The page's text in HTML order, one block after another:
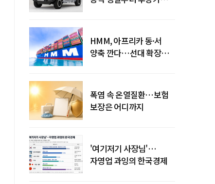
HMM, 아프리카 동·서
양축 깐다…선대 확장
폭염 속 온열질환…보험
보장은 어디까지
'여기저기 사장님'…
자영업 과잉의 한국경제